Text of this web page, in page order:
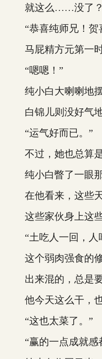
就这么……没了？
“恭喜纯师兄！贺
马屁精方元第一时
“嗯嗯！”
纯小白大喇喇地摆
白锦儿则没好气地
“运气好而已。”
不过，她也总算是
纯小白瞥了一眼那
在他看来，这些天
这些家伙身上这些
“土吃人一回，人
这个弱肉强食的修
出来混的，总是要
他今天这么干，也
“这也太菜了。”
“赢的一点成就感